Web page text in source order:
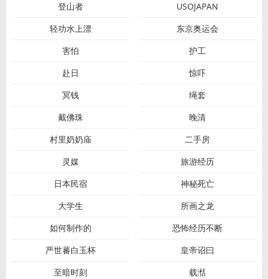
登山者
USOJAPAN
轻功水上漂
东京奥运会
害怕
护工
赴日
惊吓
冥钱
绳套
戴佛珠
晚清
村里奶奶庙
二手房
灵媒
旅游经历
日本民宿
神秘死亡
大学生
所画之龙
如何制作的
恐怖经历不断
严世蕃白玉杯
皇帝诏曰
至暗时刻
载湉